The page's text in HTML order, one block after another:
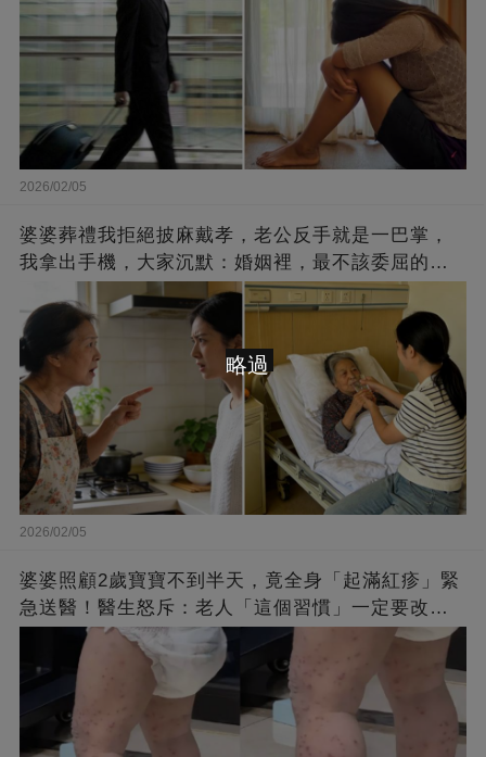
2026/02/05
婆婆葬禮我拒絕披麻戴孝，老公反手就是一巴掌，
我拿出手機，大家沉默：婚姻裡，最不該委屈的是
2026/02/05
婆婆照顧2歲寶寶不到半天，竟全身「起滿紅疹」緊
急送醫！醫生怒斥：老人「這個習慣」一定要改
略過